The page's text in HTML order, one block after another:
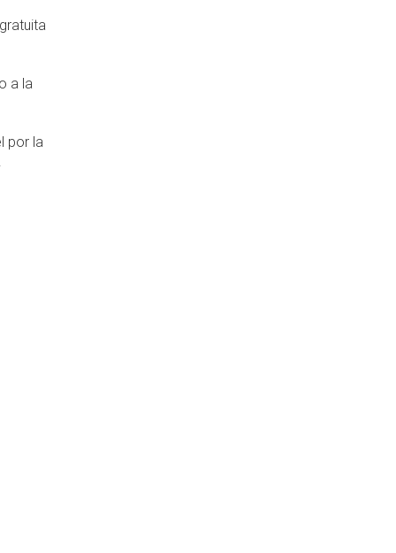
a la
por la